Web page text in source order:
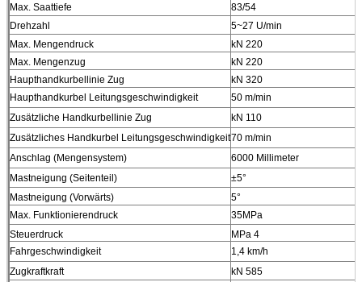
Max. Saattiefe
83/54
Drehzahl
5~27 U/min
Max. Mengendruck
kN 220
Max. Mengenzug
kN 220
Haupthandkurbellinie Zug
kN 320
Haupthandkurbel Leitungsgeschwindigkeit
50 m/min
Zusätzliche Handkurbellinie Zug
kN 110
Zusätzliches Handkurbel Leitungsgeschwindigkeit70 m/min
Anschlag (Mengensystem)
6000 Millimeter
Mastneigung (Seitenteil)
±5°
Mastneigung (Vorwärts)
5°
Max. Funktionierendruck
35MPa
Steuerdruck
MPa 4
Fahrgeschwindigkeit
1,4 km/h
Zugkraftkraft
kN 585